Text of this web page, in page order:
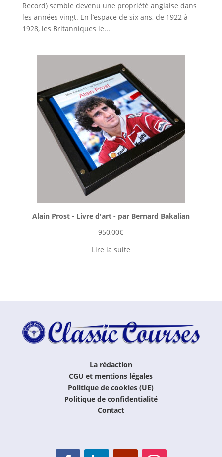
Record) semble devenu une propriété anglaise dans
les années vingt. En l’espace de six ans, de 1922 à
1928, les Britanniques le...
Alain Prost - Livre d'art - par Bernard Bakalian
950,00€
Lire la suite
La rédaction
CGU et mentions légales
Politique de cookies (UE)
Politique de confidentialité
Contact